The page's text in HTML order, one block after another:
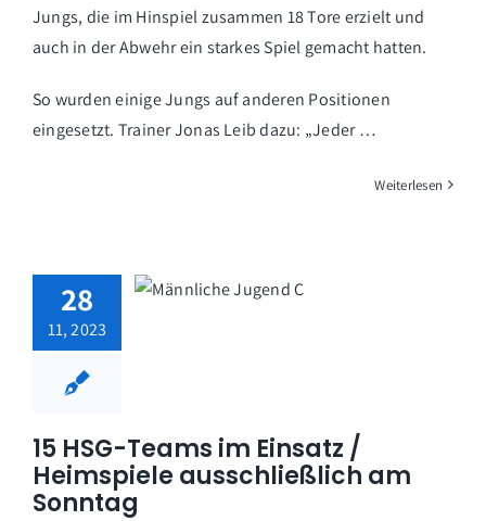
Jungs, die im Hinspiel zusammen 18 Tore erzielt und
auch in der Abwehr ein starkes Spiel gemacht hatten.
So wurden einige Jungs auf anderen Positionen
eingesetzt. Trainer Jonas Leib dazu: „Jeder …
Weiterlesen
28
11, 2023
15 HSG-Teams im Einsatz /
Heimspiele ausschließlich am
Sonntag